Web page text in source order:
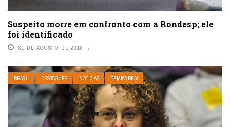
Suspeito morre em confronto com a Rondesp; ele
foi identificado
31 DE AGOSTO DE 2018
BRASIL DESTAQUES NOTÍCIAS TEMPO REAL